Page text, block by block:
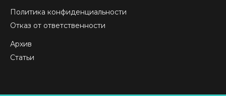
Политика конфиденциальности
Отказ от ответственности
Архив
Статьи